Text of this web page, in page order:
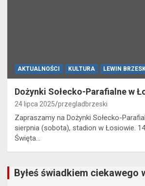
AKTUALNOŚCI KULTURA LEWIN
Dożynki Sołecko-Parafialne w
24 lipca 2025 przegladbrzeski
Zapraszamy na Dożynki Sołecko-
sierpnia (sobota), stadion w Łosiowie.
Święta…
Byłeś świadkiem ciekawego